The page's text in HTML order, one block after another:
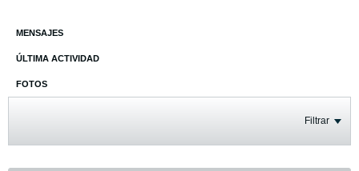
MENSAJES
ÚLTIMA ACTIVIDAD
FOTOS
Filtrar